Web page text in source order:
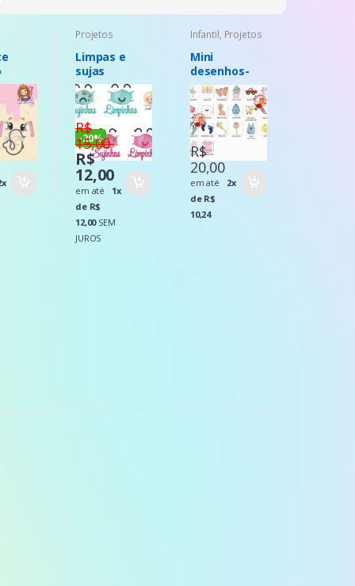
Projetos
Limpas e
sujas
-20%
R$
15,00
R$
12,00
em até 1x
de R$
12,00SEM
JUROS
Infantil, Projetos
Mini
desenhos-
de4 ate 10cm
R$
20,00
em até 2x
de R$
10,24